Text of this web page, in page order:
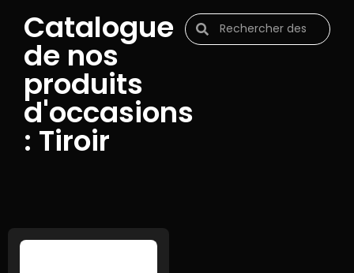
Catalogue
de nos
produits
d'occasions
: Tiroir